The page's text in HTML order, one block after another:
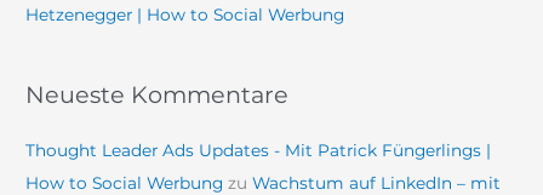
Hetzenegger | How to Social Werbung
Neueste Kommentare
Thought Leader Ads Updates - Mit Patrick Füngerlings |
How to Social Werbung zuWachstum auf LinkedIn – mit